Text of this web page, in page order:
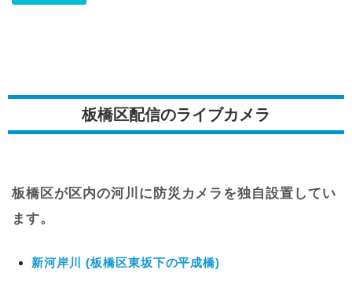
板橋区配信のライブカメラ
板橋区が区内の河川に防災カメラを独自設置してい
ます。
新河岸川 (板橋区東坂下の平成橋)